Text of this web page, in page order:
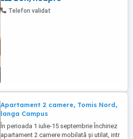
de inchiriat in regim hotelier, Statiunea
Telefon validat
Apartament 2 camere, Tomis Nord,
langa Campus
În perioada 1 iulie-15 septembrie Închiriez
apartament 2 camere mobilată și utilat, intr